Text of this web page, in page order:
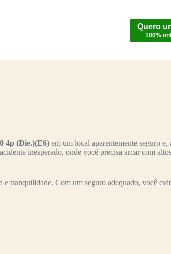
Quero
100%
4p (Die.)(E6) em um local aparentemente seguro
inesperado, onde você precisa arcar com
tranquilidade. Com um seguro adequado, você